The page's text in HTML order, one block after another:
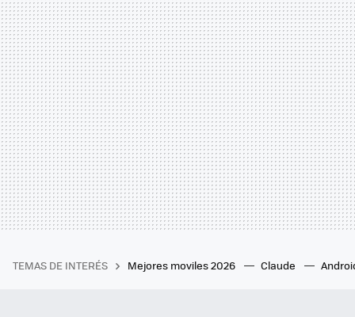
TEMAS DE INTERÉS Mejores moviles 2026 Claude